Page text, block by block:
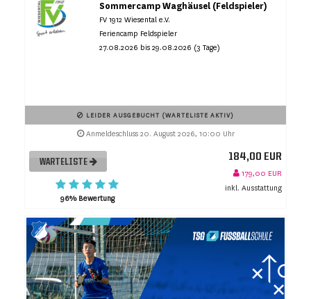
Sommercamp Waghäusel (Feldspieler)
FV 1912 Wiesental e.V.
Feriencamp Feldspieler
27.08.2026 bis 29.08.2026 (3 Tage)
LEIDER AUSGEBUCHT (WARTELISTE AKTIV)
Anmeldeschluss 20. August 2026, 10:00 Uhr
WARTELISTE
96% Bewertung
184,00 EUR
179,00 EUR
inkl. Ausstattung